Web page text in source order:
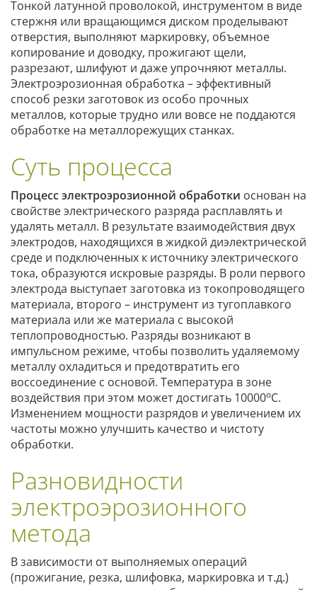
Тонкой латунной проволокой, инструментом в виде
стержня или вращающимся диском проделывают
отверстия, выполняют маркировку, объемное
копирование и доводку, прожигают щели,
разрезают, шлифуют и даже упрочняют металлы.
Электроэрозионная обработка – эффективный
способ резки заготовок из особо прочных
металлов, которые трудно или вовсе не поддаются
обработке на металлорежущих станках.
Суть процесса
Процесс электроэрозионной обработки основан на
свойстве электрического разряда расплавлять и
удалять металл. В результате взаимодействия двух
электродов, находящихся в жидкой диэлектрической
среде и подключенных к источнику электрического
тока, образуются искровые разряды. В роли первого
электрода выступает заготовка из токопроводящего
материала, второго – инструмент из тугоплавкого
материала или же материала с высокой
теплопроводностью. Разряды возникают в
импульсном режиме, чтобы позволить удаляемому
металлу охладиться и предотвратить его
воссоединение с основой. Температура в зоне
воздействия при этом может достигать 10000оС.
Изменением мощности разрядов и увеличением их
частоты можно улучшить качество и чистоту
обработки.
Разновидности
электроэрозионного
метода
В зависимости от выполняемых операций
(прожигание, резка, шлифовка, маркировка и т.д.)